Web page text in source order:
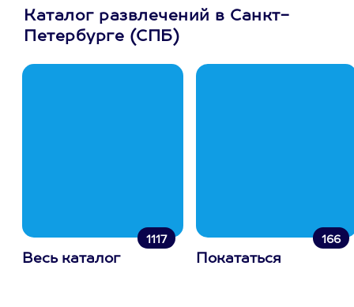
Каталог развлечений в Санкт-
Петербурге (СПБ)
1117
Весь каталог
166
Покататься